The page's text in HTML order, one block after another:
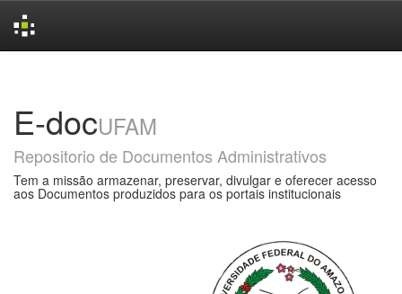
E-docUFAM
Repositorio de Documentos Administrativos
Tem a missão armazenar, preservar, divulgar e oferecer acesso
aos Documentos produzidos para os portais institucionais